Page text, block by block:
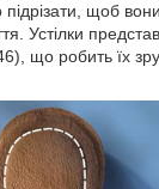
підрізати, щоб
Устілки
що робить їх